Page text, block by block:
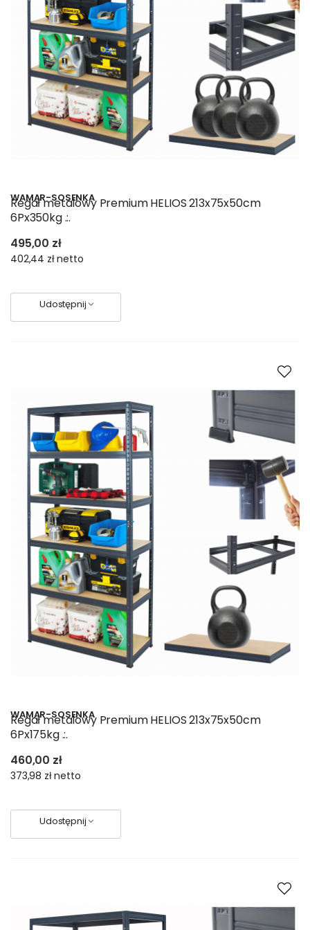
WAMAR-SOSENKA
Regał metalowy Premium HELIOS 213x75x50cm
6Px350kg .:.
495,00 zł
402,44 złnetto
Udostępnij
WAMAR-SOSENKA
Regał metalowy Premium HELIOS 213x75x50cm
6Px175kg .:.
460,00 zł
373,98 złnetto
Udostępnij